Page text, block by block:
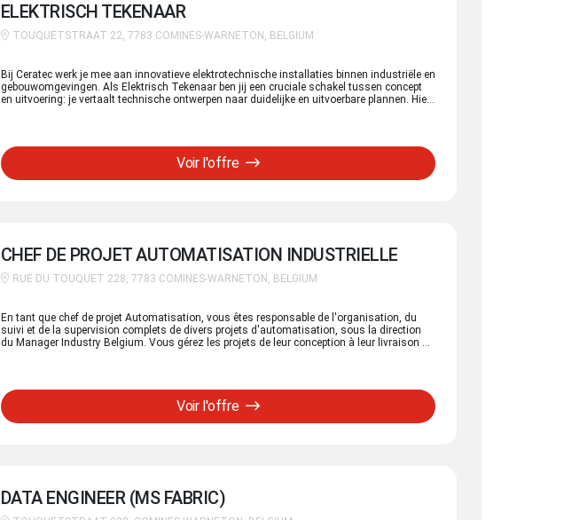
ELEKTRISCH TEKENAAR
TOUQUETSTRAAT 22, 7783 COMINES-WARNETON, BELGIUM
Bij Ceratec werk je mee aan innovatieve elektrotechnische installaties binnen industriële en
gebouwomgevingen. Als Elektrisch Tekenaar ben jij een cruciale schakel tussen concept
en uitvoering: je vertaalt technische ontwerpen naar duidelijke en uitvoerbare plannen. Hier
Voir l'offre
CHEF DE PROJET AUTOMATISATION INDUSTRIELLE
RUE DU TOUQUET 228, 7783 COMINES-WARNETON, BELGIUM
En tant que chef de projet Automatisation, vous êtes responsable de l'organisation, du
suivi et de la supervision complets de divers projets d'automatisation, sous la direction
du Manager Industry Belgium. Vous gérez les projets de leur conception à leur livraison et
Voir l'offre
DATA ENGINEER (MS FABRIC)